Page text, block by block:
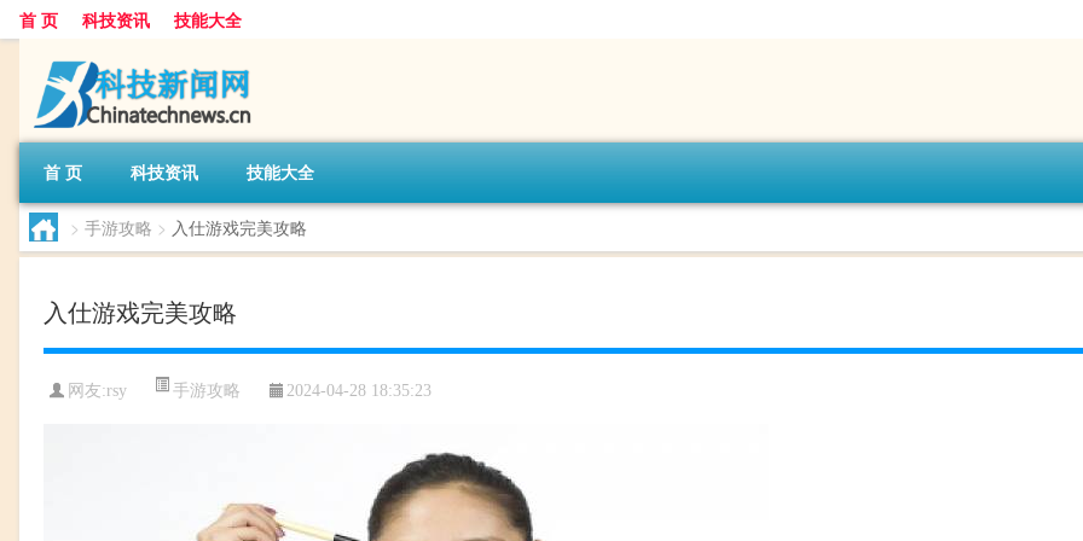
首 页 科技资讯 技能大全
首 页 科技资讯 技能大全
> 手游攻略 > 入仕游戏完美攻略
入仕游戏完美攻略
网友:rsy 手游攻略 2024-04-28 18:35:23